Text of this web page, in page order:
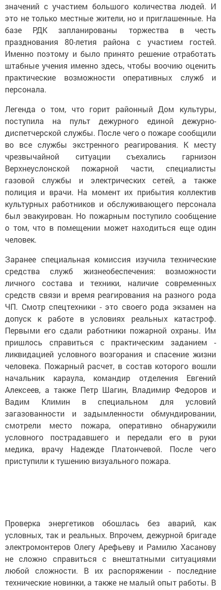
значений с участием большого количества людей. И
это не только местные жители, но и приглашенные. На
базе РДК запланированы торжества в честь
празднования 80-летия района с участием гостей.
Именно поэтому и было принято решение отработать
штабные учения именно здесь, чтобы воочию оценить
практические возможности оперативных служб и
персонала.
Легенда о том, что горит районный Дом культуры,
поступила на пульт дежурного единой дежурно-
диспетчерской службы. После чего о пожаре сообщили
во все службы экстренного реагирования. К месту
чрезвычайной ситуации съехались гарнизон
Верхнеуслонской пожарной части, специалисты
газовой службы и электрических сетей, а также
полиция и врачи. На момент их прибытия коллектив
культурных работников и обслуживающего персонала
был эвакуирован. Но пожарным поступило сообщение
о том, что в помещении может находиться еще один
человек.
Заранее специальная комиссия изучила технические
средства служб жизнеобеспечения: возможности
личного состава и техники, наличие современных
средств связи и время реагирования на разного рода
ЧП. Смотр спецтехники - это своего рода экзамен на
допуск к работе в условиях реальных катастроф.
Первыми его сдали работники пожарной охраны. Им
пришлось справиться с практическим заданием -
ликвидацией условного возгорания и спасение жизни
человека. Пожарный расчет, в состав которого вошли
начальник караула, командир отделения Евгений
Алексеев, а также Петр Шагин, Владимир Федоров и
Вадим Климин в специальном для условий
загазованности и задымленности обмундировании,
смотрели место пожара, оперативно обнаружили
условного пострадавшего и передали его в руки
медика, врачу Надежде Платончевой. После чего
приступили к тушению визуального пожара.
Проверка энергетиков обошлась без аварий, как
условных, так и реальных. Впрочем, дежурной бригаде
электромонтеров Олегу Арефьеву и Рамилю Хасанову
не сложно справиться с внештатными ситуациями
любой сложности. В их распоряжении - последние
технические новинки, а также не малый опыт работы. В